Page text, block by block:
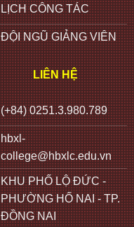
LỊCH CÔNG TÁC
ĐỘI NGŨ GIẢNG VIÊN
LIÊN HỆ
(+84) 0251.3.980.789
hbxl-
college@hbxlc.edu.vn
KHU PHỐ LỘ ĐỨC -
PHƯỜNG HỐ NAI - TP.
ĐỒNG NAI